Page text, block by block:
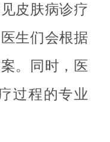
皮肤病诊疗
生们会根据
。同时，医
过程的专业